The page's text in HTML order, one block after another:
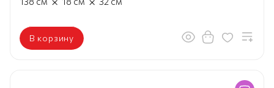
В корзину